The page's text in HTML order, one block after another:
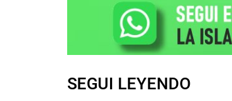
SEGUI LEYENDO